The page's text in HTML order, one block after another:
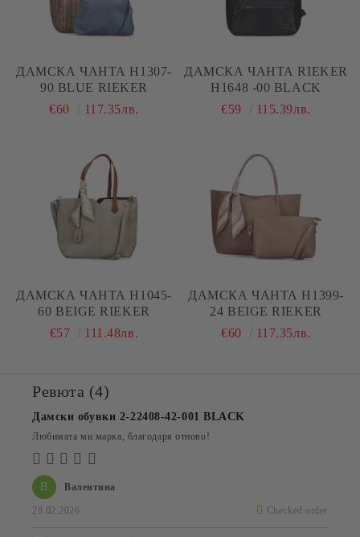
ДАМСКА ЧАНТА H1307-
90 BLUE RIEKER
€60
117.35лв.
ДАМСКА ЧАНТА RIEKER
H1648 -00 BLACK
€59
115.39лв.
ДАМСКА ЧАНТА H1045-
60 BEIGE RIEKER
€57
111.48лв.
ДАМСКА ЧАНТА H1399-
24 BEIGE RIEKER
€60
117.35лв.
Ревюта (4)
В Валентина
28.02.2026 Checked order
Дамски обувки 2-22408-42-001 BLACK
Любимата ми марка, благодаря отново!